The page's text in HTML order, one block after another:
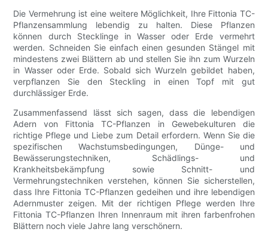
Die Vermehrung ist eine weitere Möglichkeit, Ihre Fittonia TC-
Pflanzensammlung lebendig zu halten. Diese Pflanzen
können durch Stecklinge in Wasser oder Erde vermehrt
werden. Schneiden Sie einfach einen gesunden Stängel mit
mindestens zwei Blättern ab und stellen Sie ihn zum Wurzeln
in Wasser oder Erde. Sobald sich Wurzeln gebildet haben,
verpflanzen Sie den Steckling in einen Topf mit gut
durchlässiger Erde.
Zusammenfassend lässt sich sagen, dass die lebendigen
Adern von Fittonia TC-Pflanzen in Gewebekulturen die
richtige Pflege und Liebe zum Detail erfordern. Wenn Sie die
spezifischen Wachstumsbedingungen, Dünge- und
Bewässerungstechniken, Schädlings- und
Krankheitsbekämpfung sowie Schnitt- und
Vermehrungstechniken verstehen, können Sie sicherstellen,
dass Ihre Fittonia TC-Pflanzen gedeihen und ihre lebendigen
Adernmuster zeigen. Mit der richtigen Pflege werden Ihre
Fittonia TC-Pflanzen Ihren Innenraum mit ihren farbenfrohen
Blättern noch viele Jahre lang verschönern.